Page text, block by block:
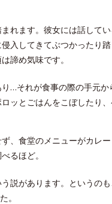
れます。彼女には話して
入してきてぶつかったり
諦め気味です。
…それが食事の際の手元
ッとごはんをこぼしたり
、食堂のメニューがカレ
るほど。
説があります。というの
。